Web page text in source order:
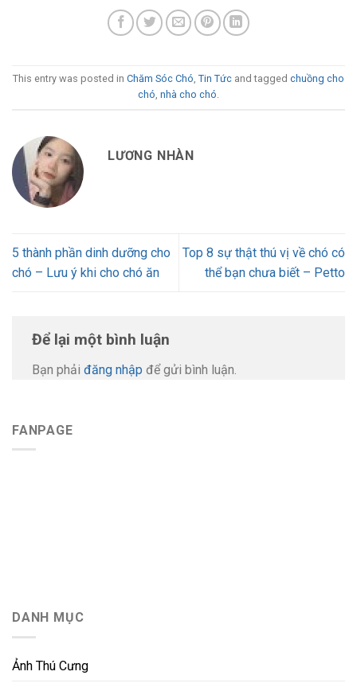
This entry was posted in Chăm Sóc Chó, Tin Tức and tagged chuồng cho
chó, nhà cho chó.
LƯƠNG NHÀN
5 thành phần dinh dưỡng cho
chó – Lưu ý khi cho chó ăn
Top 8 sự thật thú vị về chó có
thể bạn chưa biết – Petto
Để lại một bình luận
Bạn phải đăng nhập để gửi bình luận.
FANPAGE
DANH MỤC
Ảnh Thú Cưng